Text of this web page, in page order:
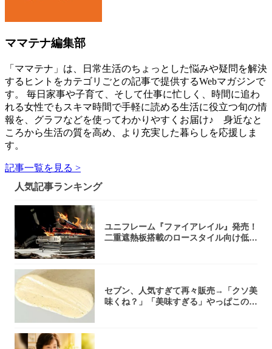
ママテナ編集部
「ママテナ」は、日常生活のちょっとした悩みや疑問を解決
するヒントをカテゴリごとの記事で提供するWebマガジンで
す。 毎日家事や子育て、そして仕事に忙しく、時間に追わ
れる女性でもスキマ時間で手軽に読める生活に役立つ旬の情
報を、グラフなどを使ってわかりやすくお届け♪ 身近なと
ころから生活の質を高め、より充実した暮らしを応援しま
す。
記事一覧を見る >
人気記事ランキング
ユニフレーム『ファイアレイル』発売！
二重遮熱板搭載のロースタイル向け低型
セブン、人気すぎて再々販売→「クソ美
味くね？」「美味すぎる」やっぱこのク